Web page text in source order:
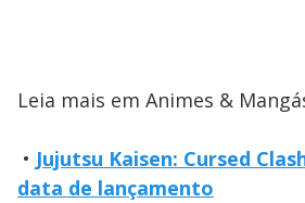
Leia mais em Animes &
• Jujutsu Kaisen: Cursed
data de lançamento